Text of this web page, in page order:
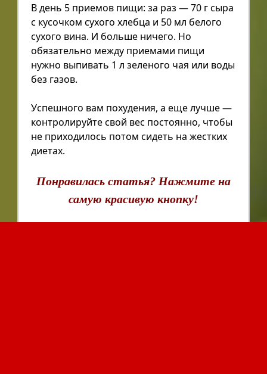
В день 5 приемов пищи: за раз — 70 г сыра
с кусочком сухого хлебца и 50 мл белого
сухого вина. И больше ничего. Но
обязательно между приемами пищи
нужно выпивать 1 л зеленого чая или воды
без газов.
Успешного вам похудения, а еще лучше —
контролируйте свой вес постоянно, чтобы
не приходилось потом сидеть на жестких
диетах.
Понравилась статья? Нажмите на
самую красивую кнопку!